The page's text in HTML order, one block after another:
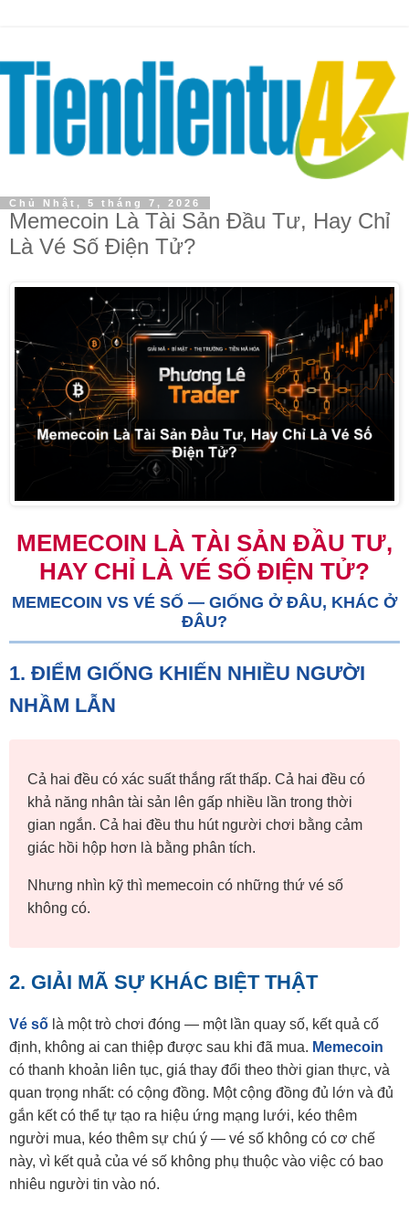
Chủ Nhật, 5 tháng 7, 2026
Memecoin Là Tài Sản Đầu Tư, Hay Chỉ
Là Vé Số Điện Tử?
MEMECOIN LÀ TÀI SẢN ĐẦU TƯ,
HAY CHỈ LÀ VÉ SỐ ĐIỆN TỬ?
MEMECOIN VS VÉ SỐ — GIỐNG Ở ĐÂU, KHÁC Ở
ĐÂU?
1. ĐIỂM GIỐNG KHIẾN NHIỀU NGƯỜI
NHẦM LẪN
Cả hai đều có xác suất thắng rất thấp. Cả hai đều có
khả năng nhân tài sản lên gấp nhiều lần trong thời
gian ngắn. Cả hai đều thu hút người chơi bằng cảm
giác hồi hộp hơn là bằng phân tích.
Nhưng nhìn kỹ thì memecoin có những thứ vé số
không có.
2. GIẢI MÃ SỰ KHÁC BIỆT THẬT
Vé số là một trò chơi đóng — một lần quay số, kết quả cố
định, không ai can thiệp được sau khi đã mua. Memecoin
có thanh khoản liên tục, giá thay đổi theo thời gian thực, và
quan trọng nhất: có cộng đồng. Một cộng đồng đủ lớn và đủ
gắn kết có thể tự tạo ra hiệu ứng mạng lưới, kéo thêm
người mua, kéo thêm sự chú ý — vé số không có cơ chế
này, vì kết quả của vé số không phụ thuộc vào việc có bao
nhiêu người tin vào nó.